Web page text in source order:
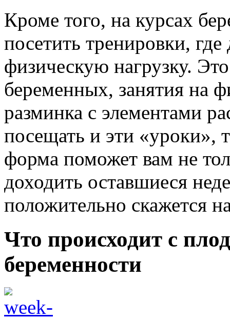
Кроме того, на курсах
посетить тренировки,
физическую нагрузку.
беременных, занятия на
разминка с элементами
посещать и эти «уроки»,
форма поможет вам не
доходить оставшиеся
положительно скажется
Что происходит с
беременности